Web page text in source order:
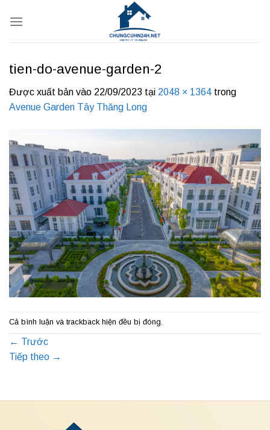
qua
tien-do-avenue-garden-2
Được xuất bản vào 22/09/2023 tại 2048 × 1364 trong
Avenue Garden Tây Thăng Long
Cả bình luận và trackback hiện đều bị đóng.
← Trước
Tiếp theo →